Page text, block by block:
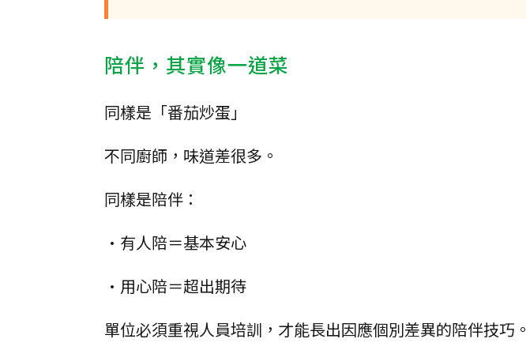
陪伴，其實像一道菜
同樣是「番茄炒蛋」
不同廚師，味道差很多。
同樣是陪伴：
•有人陪＝基本安心
•用心陪＝超出期待
單位必須重視人員培訓，才能長出因應個別差異的陪伴技巧。